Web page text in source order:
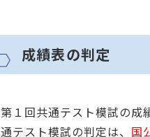
成績表の判定
第１回共通テスト模試の成
通テスト模試の判定は、 国